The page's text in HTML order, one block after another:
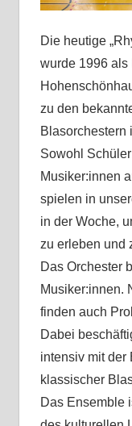
Die heutige
wurde 1996 als
zu den
Blasorchestern
Sowohl
Musiker:innen
spielen in
in der Woche,
zu erleben und
Das Orchester
Musiker:innen.
finden auch
Dabei
intensiv mit der
klassischer
Das Ensemble